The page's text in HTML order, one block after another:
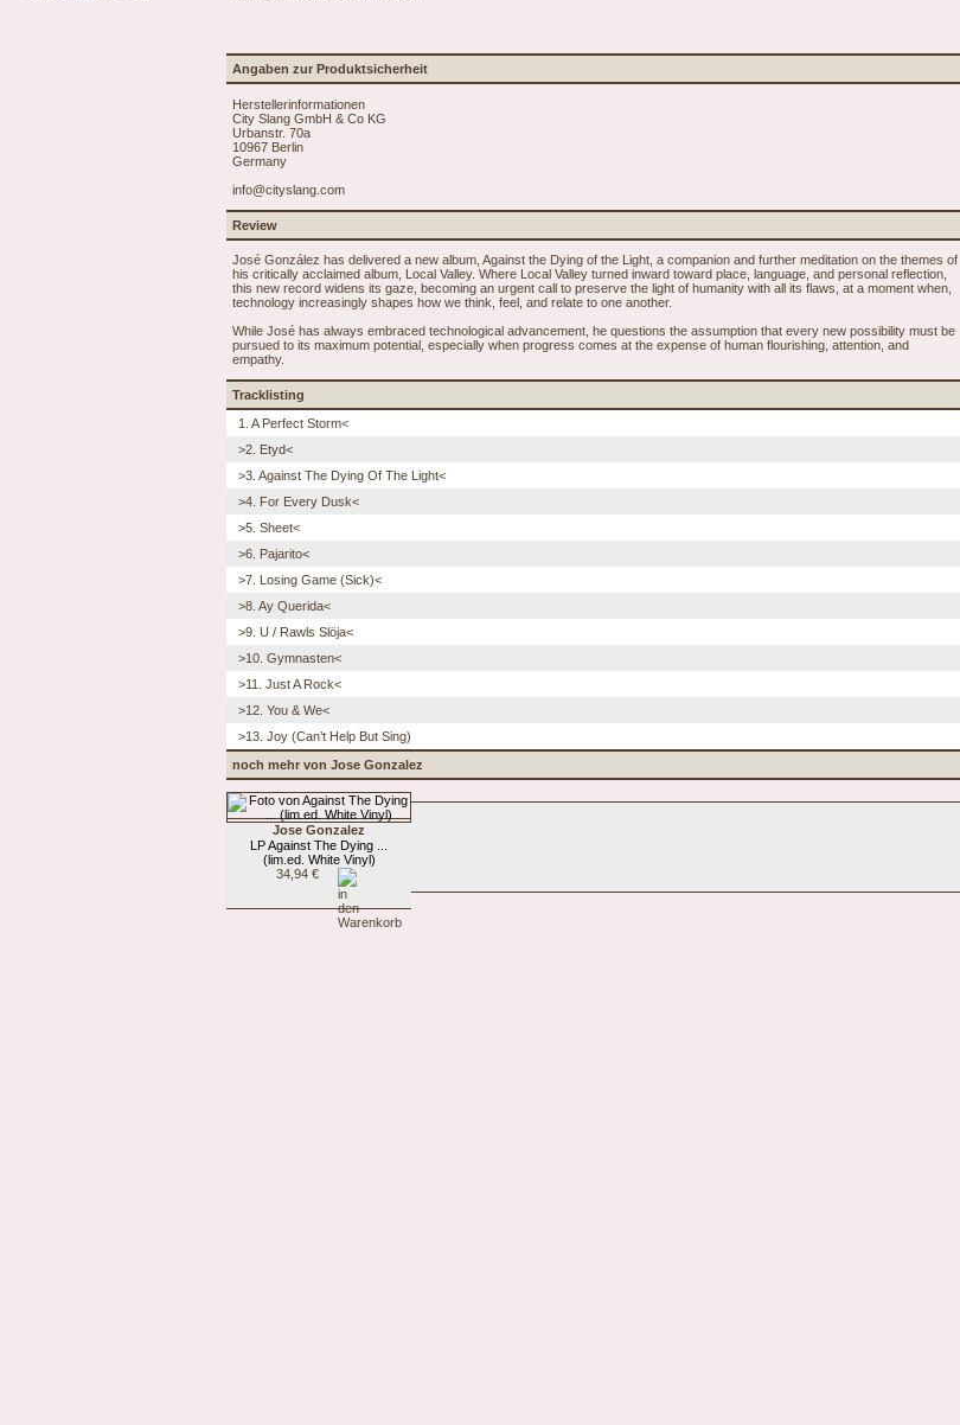
Angaben zur Produktsicherheit
Herstellerinformationen
City Slang GmbH & Co KG
Urbanstr. 70a
10967 Berlin
Germany
info@cityslang.com
Review
José González has delivered a new album, Against the Dying of the Light, a companion and further meditation on the themes of
his critically acclaimed album, Local Valley. Where Local Valley turned inward toward place, language, and personal reflection,
this new record widens its gaze, becoming an urgent call to preserve the light of humanity with all its flaws, at a moment when,
technology increasingly shapes how we think, feel, and relate to one another.
While José has always embraced technological advancement, he questions the assumption that every new possibility must be
pursued to its maximum potential, especially when progress comes at the expense of human flourishing, attention, and
empathy.
Tracklisting
1. A Perfect Storm<
>2. Etyd<
>3. Against The Dying Of The Light<
>4. For Every Dusk<
>5. Sheet<
>6. Pajarito<
>7. Losing Game (Sick)<
>8. Ay Querida<
>9. U / Rawls Slöja<
>10. Gymnasten<
>11. Just A Rock<
>12. You & We<
>13. Joy (Can’t Help But Sing)
noch mehr von Jose Gonzalez
Jose Gonzalez
LP Against The Dying ...
(lim.ed. White Vinyl)
34,94 €